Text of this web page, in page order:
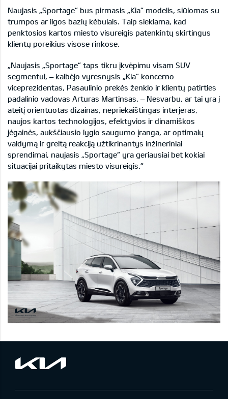
Naujasis „Sportage“ bus pirmasis „Kia“ modelis, siūlomas su
trumpos ar ilgos bazių kėbulais. Taip siekiama, kad
penktosios kartos miesto visureigis patenkintų skirtingus
klientų poreikius visose rinkose.
„Naujasis „Sportage“ taps tikru įkvėpimu visam SUV
segmentui, – kalbėjo vyresnysis „Kia“ koncerno
viceprezidentas, Pasaulinio prekės ženklo ir klientų patirties
padalinio vadovas Arturas Martinsas. – Nesvarbu, ar tai yra į
ateitį orientuotas dizainas, nepriekaištingas interjeras,
naujos kartos technologijos, efektyvios ir dinamiškos
jėgainės, aukščiausio lygio saugumo įranga, ar optimalų
valdymą ir greitą reakciją užtikrinantys inžineriniai
sprendimai, naujasis „Sportage“ yra geriausiai bet kokiai
situacijai pritaikytas miesto visureigis.“